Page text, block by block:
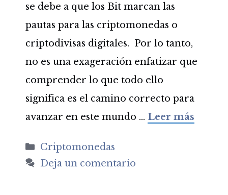
se debe a que los Bit marcan las
pautas para las criptomonedas o
criptodivisas digitales. Por lo tanto,
no es una exageración enfatizar que
comprender lo que todo ello
significa es el camino correcto para
avanzar en este mundo … Leer más
Categorías
Criptomonedas
Deja un comentario